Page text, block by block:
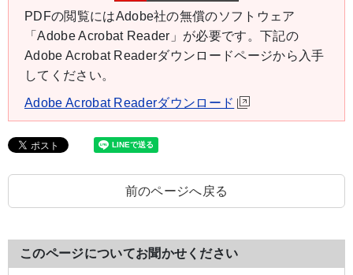
PDFの閲覧にはAdobe社の無償のソフトウェア
「Adobe Acrobat Reader」が必要です。下記の
Adobe Acrobat Readerダウンロードページから入手
してください。
Adobe Acrobat Readerダウンロード
前のページへ戻る
このページについてお聞かせください